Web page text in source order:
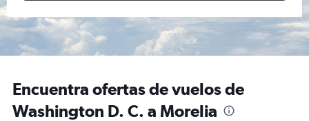
Encuentra ofertas de vuelos de
Washington D. C. a Morelia